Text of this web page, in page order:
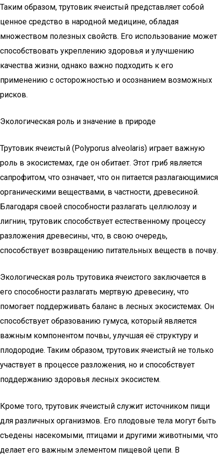
Таким образом, трутовик ячеистый представляет собой
ценное средство в народной медицине, обладая
множеством полезных свойств. Его использование может
способствовать укреплению здоровья и улучшению
качества жизни, однако важно подходить к его
применению с осторожностью и осознанием возможных
рисков.
Экологическая роль и значение в природе
Трутовик ячеистый (Polyporus alveolaris) играет важную
роль в экосистемах, где он обитает. Этот гриб является
сапрофитом, что означает, что он питается разлагающимися
органическими веществами, в частности, древесиной.
Благодаря своей способности разлагать целлюлозу и
лигнин, трутовик способствует естественному процессу
разложения древесины, что, в свою очередь,
способствует возвращению питательных веществ в почву.
Экологическая роль трутовика ячеистого заключается в
его способности разлагать мертвую древесину, что
помогает поддерживать баланс в лесных экосистемах. Он
способствует образованию гумуса, который является
важным компонентом почвы, улучшая её структуру и
плодородие. Таким образом, трутовик ячеистый не только
участвует в процессе разложения, но и способствует
поддержанию здоровья лесных экосистем.
Кроме того, трутовик ячеистый служит источником пищи
для различных организмов. Его плодовые тела могут быть
съедены насекомыми, птицами и другими животными, что
делает его важным элементом пищевой цепи. В